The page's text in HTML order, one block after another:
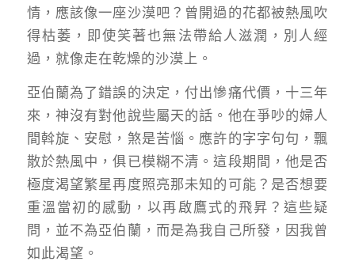
情，應該像一座沙漠吧？曾開過的花都被熱風吹
得枯萎，即使笑著也無法帶給人滋潤，別人經
過，就像走在乾燥的沙漠上。
亞伯蘭為了錯誤的決定，付出慘痛代價，十三年
來，神沒有對他說些屬天的話。他在爭吵的婦人
間斡旋、安慰，煞是苦惱。應許的字字句句，飄
散於熱風中，俱已模糊不清。這段期間，他是否
極度渴望繁星再度照亮那未知的可能？是否想要
重溫當初的感動，以再啟鷹式的飛昇？這些疑
問，並不為亞伯蘭，而是為我自己所發，因我曾
如此渴望。